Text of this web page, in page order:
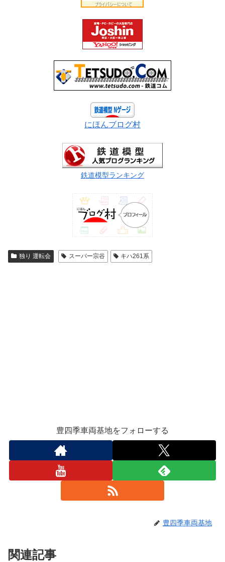
にほんブログ村
鉄道模型ランキング
独り 運転会 スーパー宗谷 キハ261系
豊四季車両基地をフォローする
豊四季車両基地
関連記事